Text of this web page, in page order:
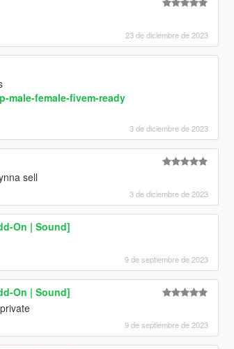
23 de diciembre de 2023
male-female-fivem-ready
3 de diciembre de 2023
sell
3 de diciembre de 2023
On | Sound]
9 de septiembre de 2023
On | Sound]
9 de septiembre de 2023